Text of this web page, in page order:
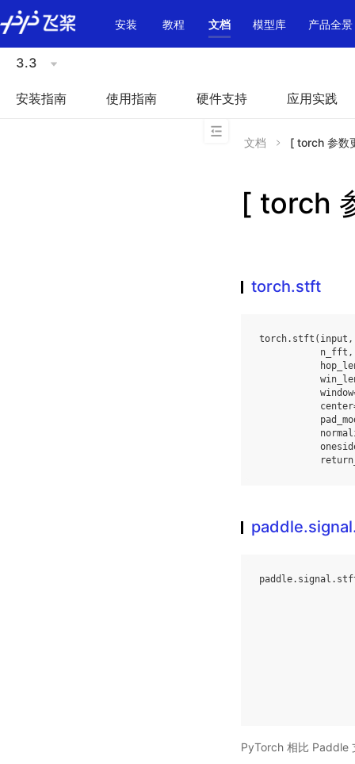
\u200E
安装
教程 文档 模型库 产品全景
3.3
安装指南 使用指南 硬件支持 应用实践
文档 [ torch 参数
[ torch
torch.stft
torch. stft ( input ,
n_fft ,
window
center
paddle. signal .
PyTorch 相比 Paddle